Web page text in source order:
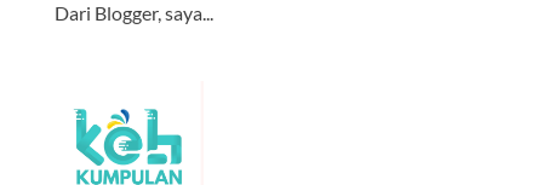
Dari Blogger, saya...